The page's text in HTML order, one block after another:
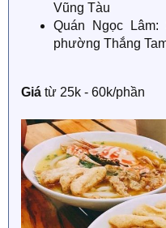
Vũng Tàu
Quán Ngọc
phường Thắng
Giá từ 25k - 60k/phần